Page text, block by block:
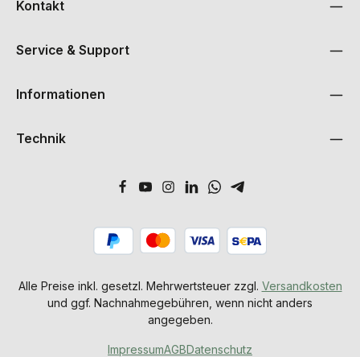
Kontakt
Service & Support
Informationen
Technik
Alle Preise inkl. gesetzl. Mehrwertsteuer zzgl. Versandkosten
und ggf. Nachnahmegebühren, wenn nicht anders
angegeben.
ImpressumAGBDatenschutz